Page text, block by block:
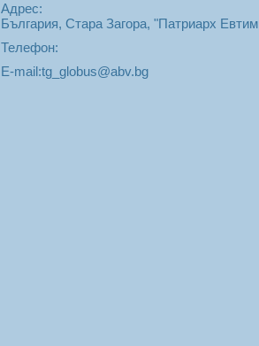
Адрес:
България, Стара Загора, "Патриарх
Телефон:
E-mail:tg_globus@abv.bg